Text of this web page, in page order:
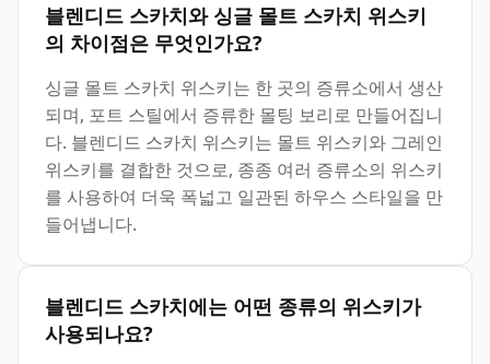
블렌디드 스카치와 싱글 몰트 스카치 위스키
의 차이점은 무엇인가요?
싱글 몰트 스카치 위스키는 한 곳의 증류소에서 생산
되며, 포트 스틸에서 증류한 몰팅 보리로 만들어집니
다. 블렌디드 스카치 위스키는 몰트 위스키와 그레인
위스키를 결합한 것으로, 종종 여러 증류소의 위스키
를 사용하여 더욱 폭넓고 일관된 하우스 스타일을 만
들어냅니다.
블렌디드 스카치에는 어떤 종류의 위스키가
사용되나요?